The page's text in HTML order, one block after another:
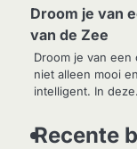
Droom je van
van de Zee
Droom je van
niet alleen mooi
intelligent. In
Recente